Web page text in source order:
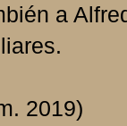
a
2019)